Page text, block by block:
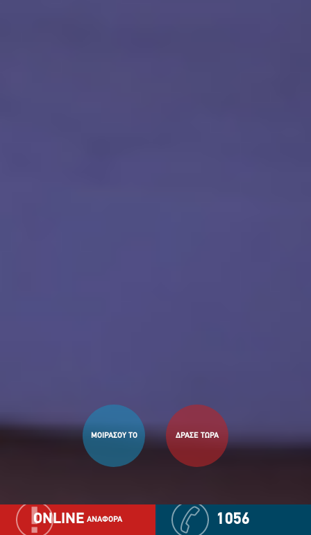
ΜΟΙΡΑΣΟΥ ΤΟ ΔΡΑΣΕ ΤΩΡΑ
ONLINE ΑΝΑΦΟΡΑ 1056